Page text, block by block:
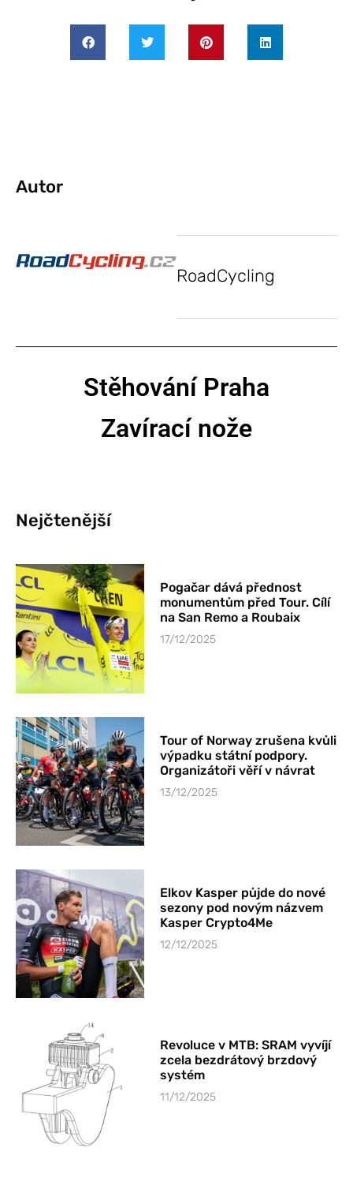
Autor
RoadCycling
Stěhování Praha
Zavírací nože
Nejčtenější
Pogačar dává přednost
monumentům před Tour. Cílí
na San Remo a Roubaix
17/12/2025
Tour of Norway zrušena kvůli
výpadku státní podpory.
Organizátoři věří v návrat
13/12/2025
Elkov Kasper půjde do nové
sezony pod novým názvem
Kasper Crypto4Me
12/12/2025
Revoluce v MTB: SRAM vyvíjí
zcela bezdrátový brzdový
systém
11/12/2025